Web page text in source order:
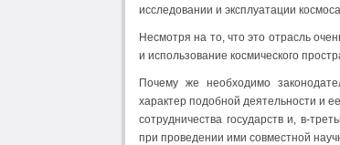
исследовании и эксплуатации
Несмотря на то, что это отрасль
и использование космического
Почему же необходимо
характер подобной деятельности и
сотрудничества государств и, в-
при проведении ими совместной